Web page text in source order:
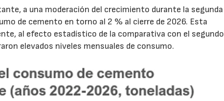
a una moderación del crecimiento durante la segunda
de cemento en torno al 2 % al cierre de 2026. Esta
al efecto estadístico de la comparativa con el segundo
elevados niveles mensuales de consumo.